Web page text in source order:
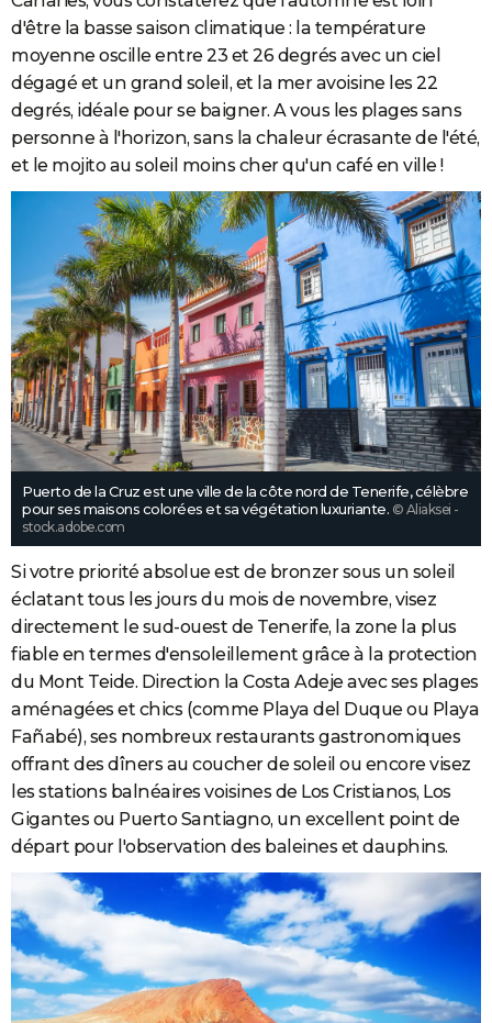
d'être la basse saison climatique : la température
moyenne oscille entre 23 et 26 degrés avec un ciel
dégagé et un grand soleil, et la mer avoisine les 22
degrés, idéale pour se baigner. A vous les plages sans
personne à l'horizon, sans la chaleur écrasante de l'été,
et le mojito au soleil moins cher qu'un café en ville !
Puerto de la Cruz est une ville de la côte nord de Tenerife, célèbre
pour ses maisons colorées et sa végétation luxuriante. © Aliaksei -
stock.adobe.com
Si votre priorité absolue est de bronzer sous un soleil
éclatant tous les jours du mois de novembre, visez
directement le sud-ouest de Tenerife, la zone la plus
fiable en termes d'ensoleillement grâce à la protection
du Mont Teide. Direction la Costa Adeje avec ses plages
aménagées et chics (comme Playa del Duque ou Playa
Fañabé), ses nombreux restaurants gastronomiques
offrant des dîners au coucher de soleil ou encore visez
les stations balnéaires voisines de Los Cristianos, Los
Gigantes ou Puerto Santiagno, un excellent point de
départ pour l'observation des baleines et dauphins.